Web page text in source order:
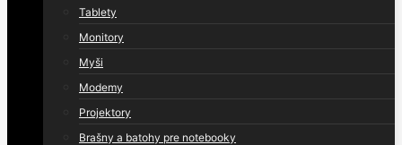
Tablety
Monitory
Myši
Modemy
Projektory
Brašny a batohy pre notebooky